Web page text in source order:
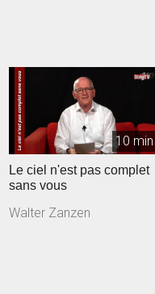
10 min
Le ciel n'est pas complet
sans vous
Walter Zanzen